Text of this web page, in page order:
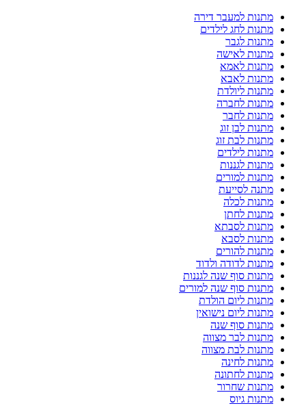
מתנות למעבר דירה
מתנות לחג לילדים
מתנות לגבר
מתנות לאישה
מתנות לאמא
מתנות לאבא
מתנות ליולדת
מתנות לחברה
מתנות לחבר
מתנות לבן זוג
מתנות לבת זוג
מתנות לילדים
מתנות לגננות
מתנות למורים
מתנה לסייעת
מתנות לכלה
מתנות לחתן
מתנות לסבתא
מתנות לסבא
מתנות להורים
מתנות לדודה ולדוד
מתנות סוף שנה לגננות
מתנות סוף שנה למורים
מתנות ליום הולדת
מתנות ליום נישואין
מתנות סוף שנה
מתנות לבר מצווה
מתנות לבת מצווה
מתנות לחינה
מתנות לחתונה
מתנות שחרור
מתנות גיוס